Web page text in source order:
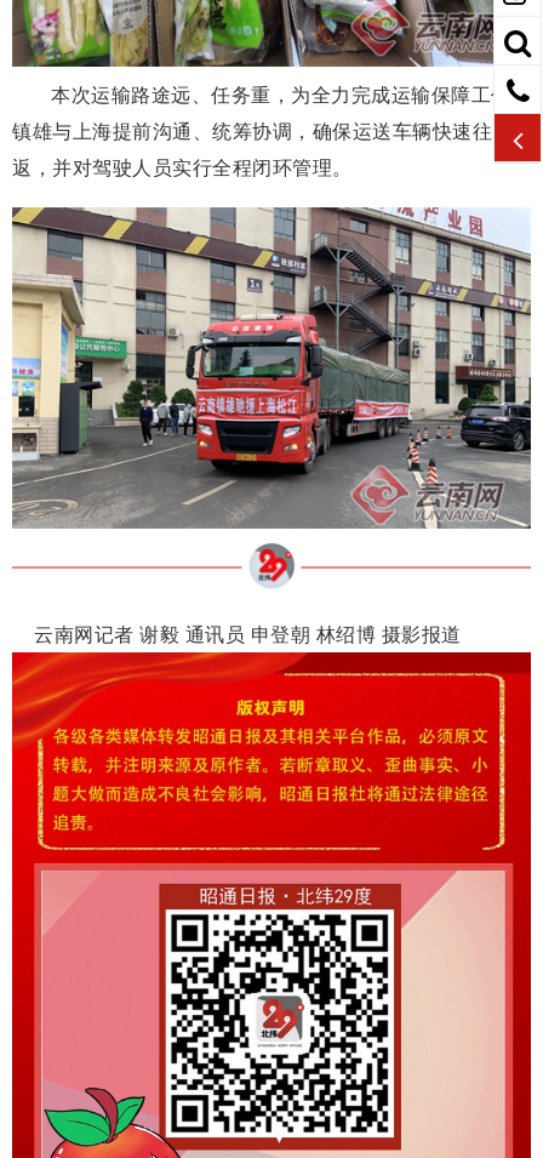
本次运输路途远、任务重，为全力完成运输保障工作，
镇雄与上海提前沟通、统筹协调，确保运送车辆快速往
返，并对驾驶人员实行全程闭环管理。
云南网记者 谢毅 通讯员 申登朝 林绍博 摄影报道